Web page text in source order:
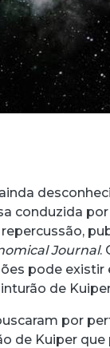
conduzida
Journal.
pode
de
por
de Kuiper